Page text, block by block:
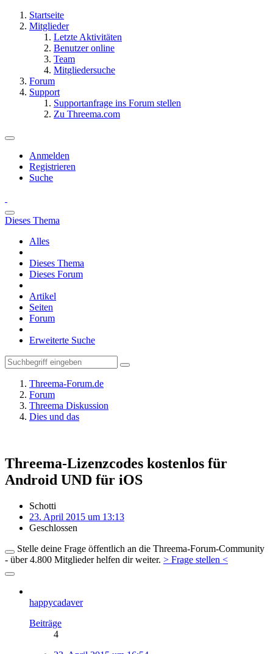
Startseite
Mitglieder
Letzte Aktivitäten
Benutzer online
Team
Mitgliedersuche
Forum
Support
Supportanfrage ins Forum stellen
Zu Threema.com
Anmelden
Registrieren
Suche
Dieses Thema
Alles
Dieses Thema
Dieses Forum
Artikel
Seiten
Forum
Erweiterte Suche
Threema-Forum.de
Forum
Threema Diskussion
Dies und das
Threema-Lizenzcodes kostenlos für
Android UND für iOS
Schotti
23. April 2015 um 13:13
Geschlossen
Stelle deine Frage öffentlich an die Threema-Forum-Community
- über 4.800 Mitglieder helfen dir weiter. > Frage stellen <
happycadaver
Beiträge
4